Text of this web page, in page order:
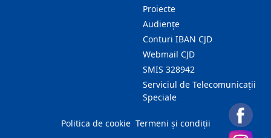
Proiecte
Audienţe
Conturi IBAN CJD
Webmail CJD
SMIS 328942
Serviciul de Telecomunicații
Speciale
Politica de cookie Termeni și condiții